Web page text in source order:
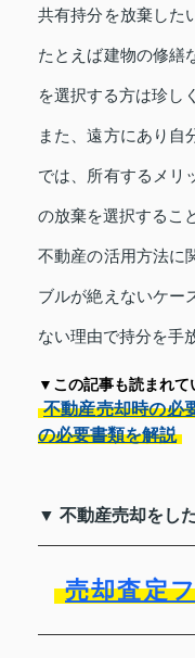
共有持分を放棄した
たとえば建物の修繕
を選択する方は珍し
また、遠方にあり自
では、所有するメリ
の放棄を選択するこ
不動産の活用方法に
ブルが絶えないケー
ない理由で持分を手
▼この記事も読まれて
不動産売却時の必
の必要書類を解説
▼ 不動産売却をし
売却査定